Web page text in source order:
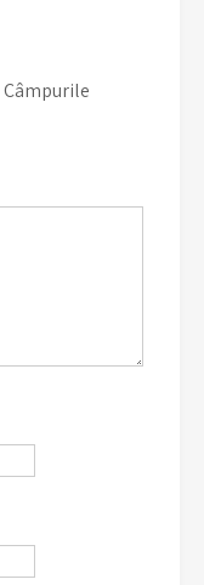
Câmpurile